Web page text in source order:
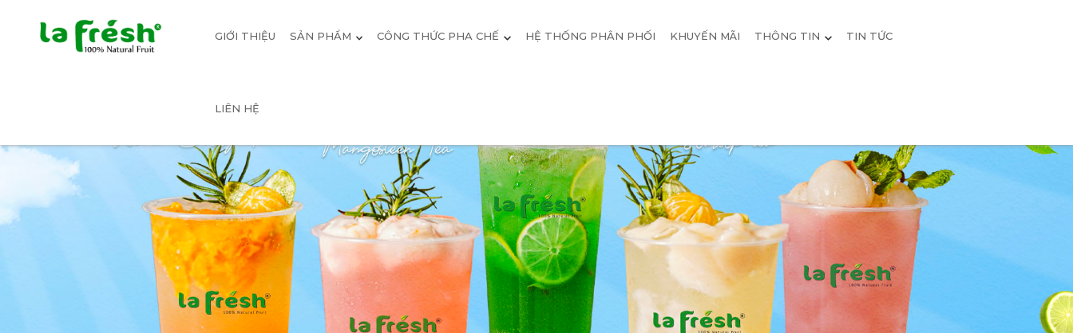
GIỚI THIỆU SẢN PHẨM CÔNG THỨC PHA CHẾ HỆ THỐNG PHÂN PHỐI KHUYẾN MÃI THÔNG TIN TIN TỨC
LIÊN HỆ